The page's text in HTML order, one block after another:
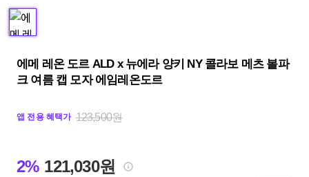
에메 레온 도르 ALD x 뉴에라 양키 NY 콜라보 메츠 볼파
크 여름 캡 모자 에임레온도르
앱 전용 혜택가 123,500원
2% 121,030원